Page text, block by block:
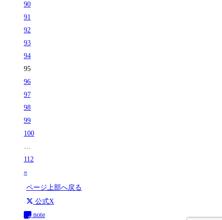
90
91
92
93
94
95
96
97
98
99
100
…
112
»
ページ上部へ戻る
公式X
note